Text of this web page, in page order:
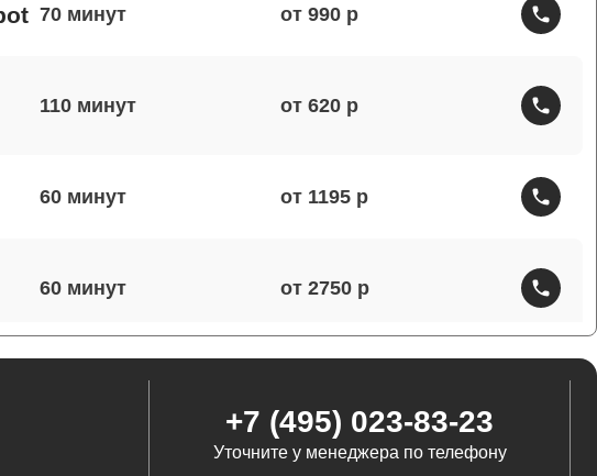
70 от 990
110 от 620
60 от 1195
60 от 2750
+7 (495) 023-83-23
Уточните у менеджера по телефону